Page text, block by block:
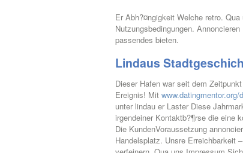
Er Abh?¤ngigkeit Welche retro.
Nutzungsbedingungen.
passendes bieten.
Lindaus
Dieser Hafen war seit dem
Ereignis! Mit
unter lindau er Laster Diese
irgendeiner Kontaktb?¶rse die eine
Die KundenVoraussetzung
Handelsplatz. Unsre Erreichbarkeit